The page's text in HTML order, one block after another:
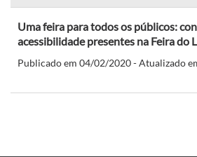
Uma feira para todos os públicos:
acessibilidade presentes na Feira do
Publicado em 04/02/2020 - Atualizado